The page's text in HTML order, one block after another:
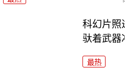
科幻片照
驮着武器
最热